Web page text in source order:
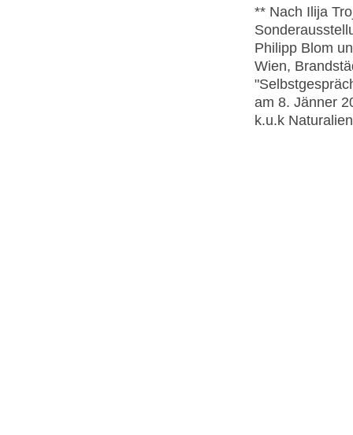
** Nach Ilija
Philipp Blom
Wien,
am 8. Jänner
k.u.k